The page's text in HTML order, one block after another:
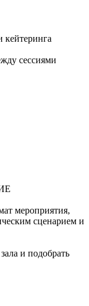
кейтеринга
сессиями
мероприятия,
сценарием и
и подобрать